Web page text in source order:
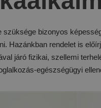
bizonyos
Hazánkban rendelet is
járó fizikai, szellemi
egészségügyi